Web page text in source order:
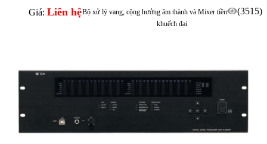
Giá: Liên hệ (3515)
Bộ xử lý vang, cộng hưởng âm thành và Mixer tiền
khuếch đại